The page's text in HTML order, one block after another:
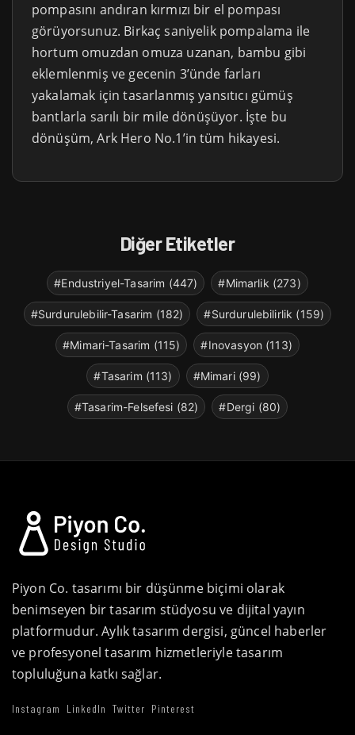
pompasını andıran kırmızı bir el pompası
görüyorsunuz. Birkaç saniyelik pompalama ile
hortum omuzdan omuza uzanan, bambu gibi
eklemlenmiş ve gecenin 3’ünde farları
yakalamak için tasarlanmış yansıtıcı gümüş
bantlarla sarılı bir mile dönüşüyor. İşte bu
dönüşüm, Ark Hero No.1’in tüm hikayesi.
Diğer Etiketler
#Endustriyel-Tasarim (447) #Mimarlik (273)
#Surdurulebilir-Tasarim (182) #Surdurulebilirlik (159)
#Mimari-Tasarim (115) #Inovasyon (113)
#Tasarim (113) #Mimari (99)
#Tasarim-Felsefesi (82) #Dergi (80)
Piyon Co. tasarımı bir düşünme biçimi olarak
benimseyen bir tasarım stüdyosu ve dijital yayın
platformudur. Aylık tasarım dergisi, güncel haberler
ve profesyonel tasarım hizmetleriyle tasarım
topluluğuna katkı sağlar.
Instagram LinkedIn Twitter Pinterest